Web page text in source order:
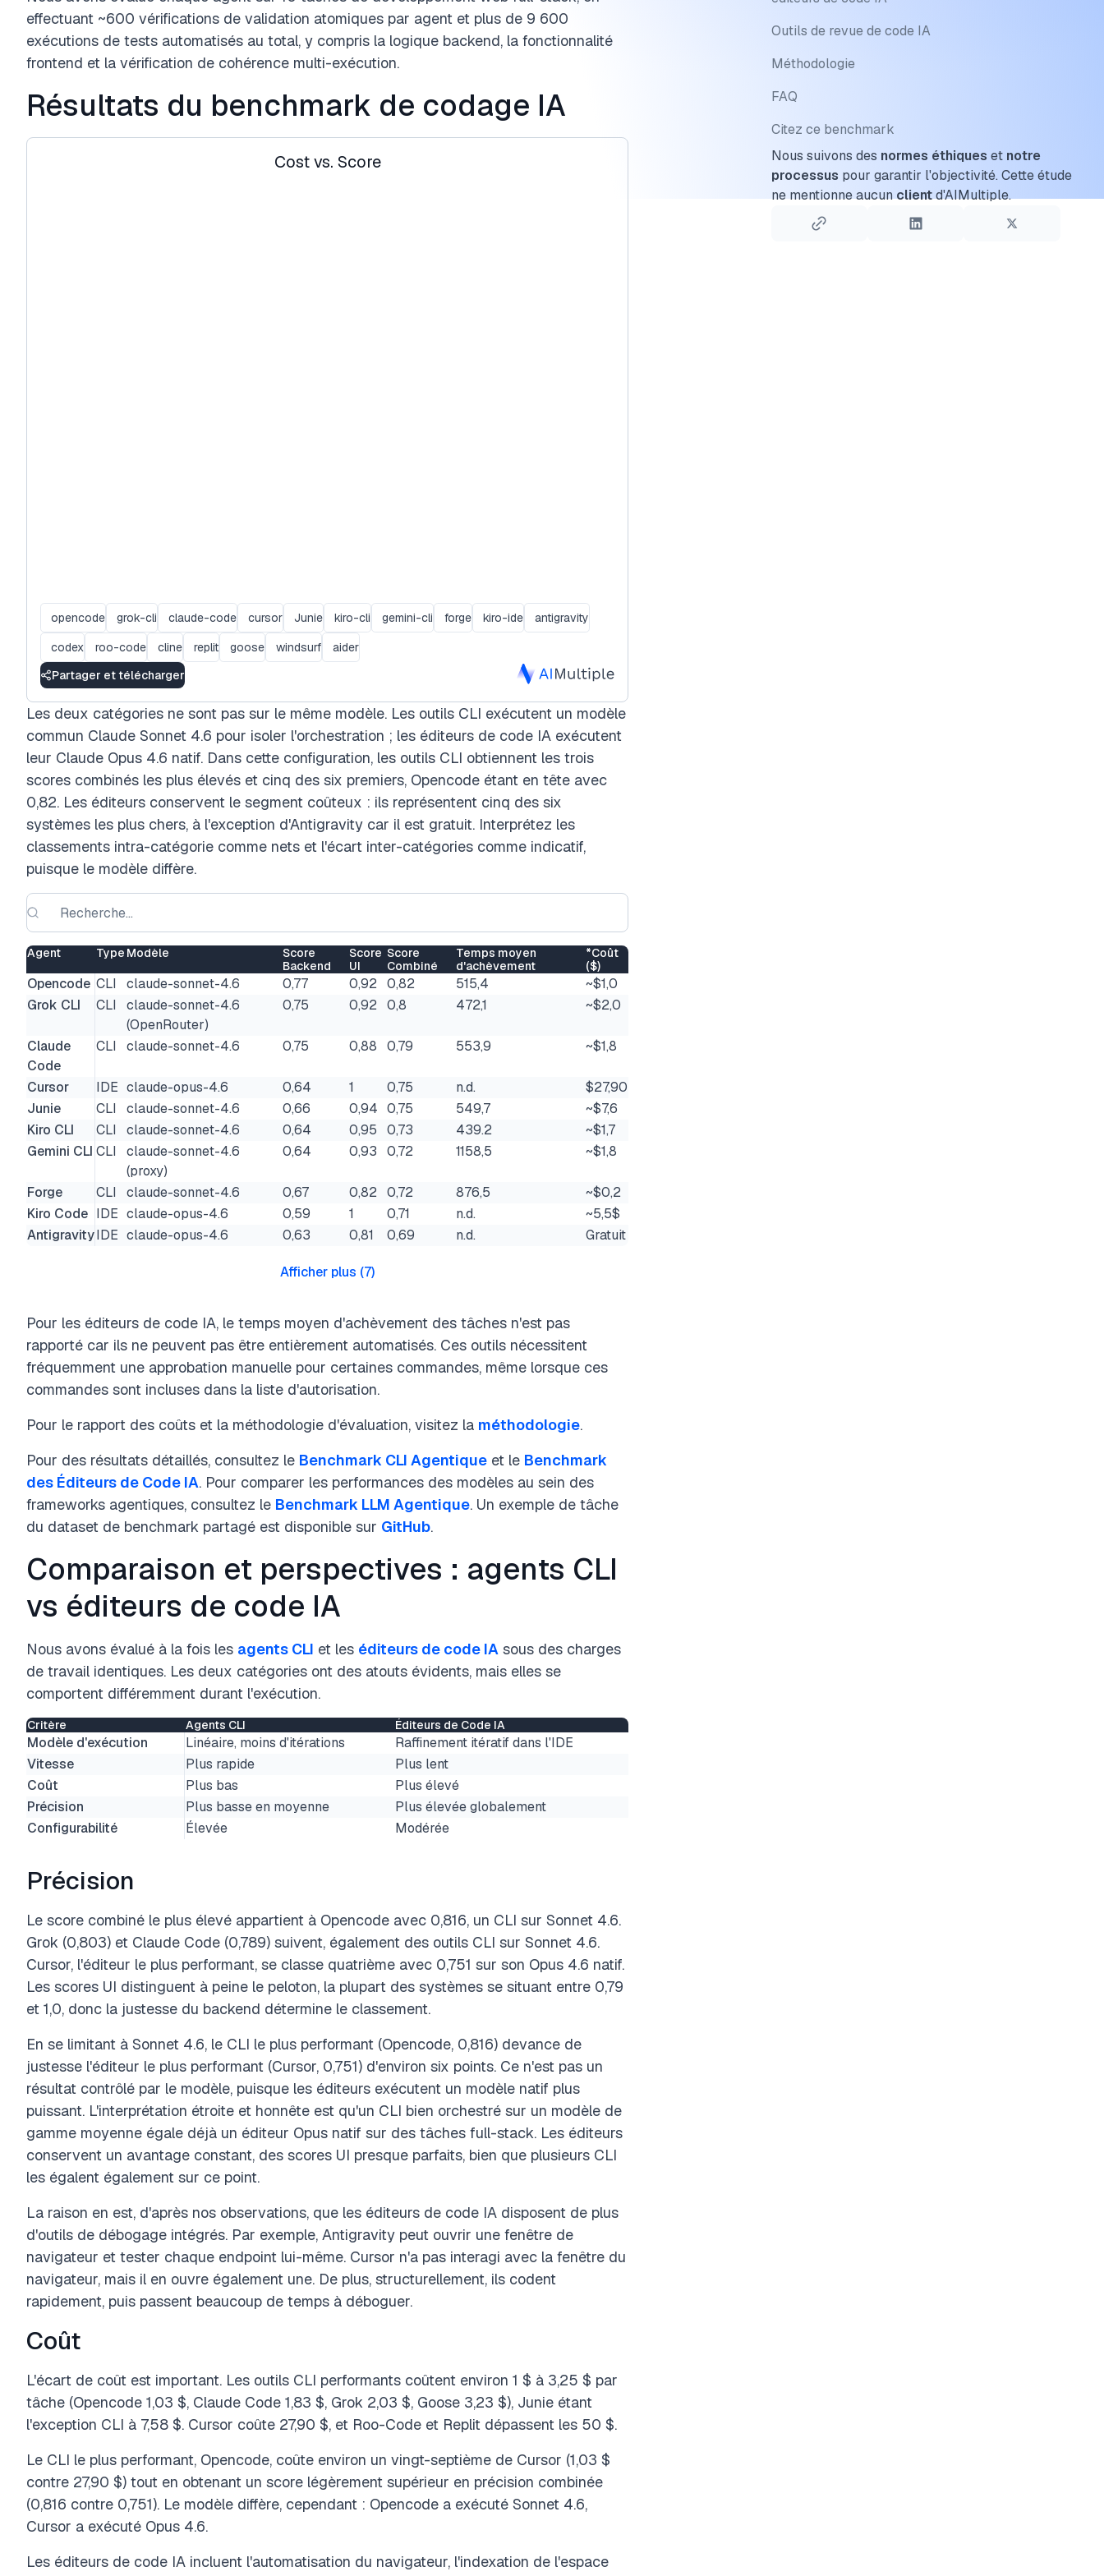
effectuant ~600 vérifications de validation atomiques par agent et plus de 9 600
exécutions de tests automatisés au total, y compris la logique backend, la fonctionnalité
frontend et la vérification de cohérence multi-exécution.
Résultats du benchmark de codage IA
Cost vs. Score
opencode grok-cli claude-code cursor Junie kiro-cli gemini-cli forge kiro-ide
antigravity
codex
roo-code cline replit goose windsurf
aider
Partager et télécharger
Les deux catégories ne sont pas sur le même modèle. Les outils CLI exécutent un modèle
commun Claude Sonnet 4.6 pour isoler l'orchestration ; les éditeurs de code IA exécutent
leur Claude Opus 4.6 natif. Dans cette configuration, les outils CLI obtiennent les trois
scores combinés les plus élevés et cinq des six premiers, Opencode étant en tête avec
0,82. Les éditeurs conservent le segment coûteux : ils représentent cinq des six
systèmes les plus chers, à l'exception d'Antigravity car il est gratuit. Interprétez les
classements intra-catégorie comme nets et l'écart inter-catégories comme indicatif,
puisque le modèle diffère.
Agent Type Modèle
Score
Backend
Score
UI
Score
Combiné
Temps moyen
d'achèvement
*Coût
($)
Opencode CLI claude-sonnet-4.6 0,77 0,92 0,82 515,4
~$1,0
Grok CLI
CLI
claude-sonnet-4.6
(OpenRouter)
0,75 0,92 0,8 472,1 ~$2,0
Claude
Code
CLI claude-sonnet-4.6 0,75 0,88 0,79 553,9 ~$1,8
Cursor IDE claude-opus-4.6 0,64 1 0,75 n.d.
$27,90
Junie
CLI claude-sonnet-4.6 0,66 0,94 0,75 549,7
~$7,6
Kiro CLI
CLI claude-sonnet-4.6 0,64 0,95 0,73 439.2
~$1,7
Gemini CLI CLI
claude-sonnet-4.6
(proxy)
0,64 0,93 0,72 1158,5 ~$1,8
Forge CLI claude-sonnet-4.6 0,67 0,82 0,72 876,5
~$0,2
Kiro Code IDE claude-opus-4.6 0,59 1 0,71 n.d.
~5,5$
AntigravityIDE claude-opus-4.6 0,63 0,81 0,69 n.d. Gratuit
Afficher plus (7)
Pour les éditeurs de code IA, le temps moyen d'achèvement des tâches n'est pas
rapporté car ils ne peuvent pas être entièrement automatisés. Ces outils nécessitent
fréquemment une approbation manuelle pour certaines commandes, même lorsque ces
commandes sont incluses dans la liste d'autorisation.
Pour le rapport des coûts et la méthodologie d'évaluation, visitez la méthodologie.
Pour des résultats détaillés, consultez le Benchmark CLI Agentique et le Benchmark
des Éditeurs de Code IA. Pour comparer les performances des modèles au sein des
frameworks agentiques, consultez le Benchmark LLM Agentique. Un exemple de tâche
du dataset de benchmark partagé est disponible sur GitHub.
Comparaison et perspectives : agents CLI
vs éditeurs de code IA
Nous avons évalué à la fois les agents CLI et les éditeurs de code IA sous des charges
de travail identiques. Les deux catégories ont des atouts évidents, mais elles se
comportent différemment durant l'exécution.
Critère Agents CLI Éditeurs de Code IA
Modèle d'exécution Linéaire, moins d'itérations
Raffinement itératif dans l'IDE
Vitesse
Plus rapide
Plus lent
Coût
Plus bas
Plus élevé
Précision
Plus basse en moyenne
Plus élevée globalement
Configurabilité
Élevée Modérée
Précision
Le score combiné le plus élevé appartient à Opencode avec 0,816, un CLI sur Sonnet 4.6.
Grok (0,803) et Claude Code (0,789) suivent, également des outils CLI sur Sonnet 4.6.
Cursor, l'éditeur le plus performant, se classe quatrième avec 0,751 sur son Opus 4.6 natif.
Les scores UI distinguent à peine le peloton, la plupart des systèmes se situant entre 0,79
et 1,0, donc la justesse du backend détermine le classement.
En se limitant à Sonnet 4.6, le CLI le plus performant (Opencode, 0,816) devance de
justesse l'éditeur le plus performant (Cursor, 0,751) d'environ six points. Ce n'est pas un
résultat contrôlé par le modèle, puisque les éditeurs exécutent un modèle natif plus
puissant. L'interprétation étroite et honnête est qu'un CLI bien orchestré sur un modèle de
gamme moyenne égale déjà un éditeur Opus natif sur des tâches full-stack. Les éditeurs
conservent un avantage constant, des scores UI presque parfaits, bien que plusieurs CLI
les égalent également sur ce point.
La raison en est, d'après nos observations, que les éditeurs de code IA disposent de plus
d'outils de débogage intégrés. Par exemple, Antigravity peut ouvrir une fenêtre de
navigateur et tester chaque endpoint lui-même. Cursor n'a pas interagi avec la fenêtre du
navigateur, mais il en ouvre également une. De plus, structurellement, ils codent
rapidement, puis passent beaucoup de temps à déboguer.
Coût
L'écart de coût est important. Les outils CLI performants coûtent environ 1 $ à 3,25 $ par
tâche (Opencode 1,03 $, Claude Code 1,83 $, Grok 2,03 $, Goose 3,23 $), Junie étant
l'exception CLI à 7,58 $. Cursor coûte 27,90 $, et Roo-Code et Replit dépassent les 50 $.
Le CLI le plus performant, Opencode, coûte environ un vingt-septième de Cursor (1,03 $
contre 27,90 $) tout en obtenant un score légèrement supérieur en précision combinée
(0,816 contre 0,751). Le modèle diffère, cependant : Opencode a exécuté Sonnet 4.6,
Cursor a exécuté Opus 4.6.
Les éditeurs de code IA incluent l'automatisation du navigateur, l'indexation de l'espace
Outils de revue de code IA
Méthodologie
FAQ
Citez ce benchmark
Nous suivons des normes éthiques et notre
processus pour garantir l'objectivité. Cette étude
ne mentionne aucunclientd'AIMultiple.